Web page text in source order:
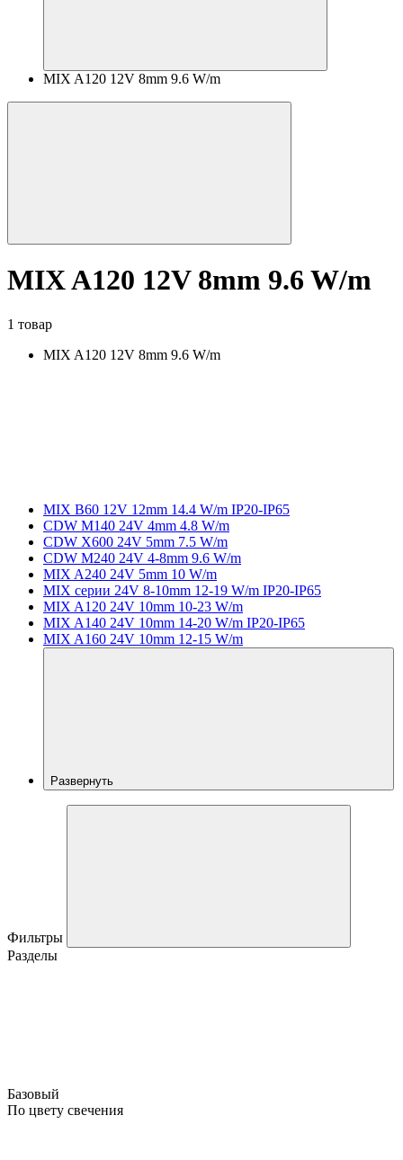
MIX A120 12V 8mm 9.6 W/m
MIX A120 12V 8mm 9.6 W/m
1 товар
MIX A120 12V 8mm 9.6 W/m
MIX B60 12V 12mm 14.4 W/m IP20-IP65
CDW M140 24V 4mm 4.8 W/m
CDW X600 24V 5mm 7.5 W/m
CDW M240 24V 4-8mm 9.6 W/m
MIX A240 24V 5mm 10 W/m
MIX серии 24V 8-10mm 12-19 W/m IP20-IP65
MIX A120 24V 10mm 10-23 W/m
MIX A140 24V 10mm 14-20 W/m IP20-IP65
MIX A160 24V 10mm 12-15 W/m
Развернуть
Фильтры
Разделы
Базовый
По цвету свечения